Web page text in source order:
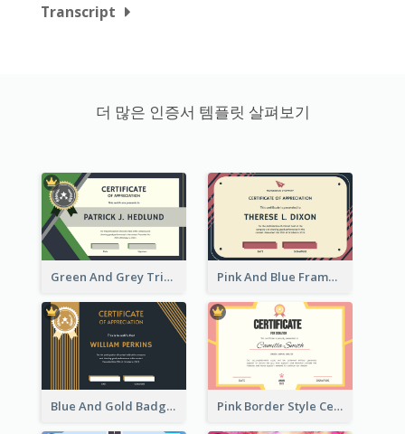
Transcript
더 많은 인증서 템플릿 살펴보기
Green And Grey Triangles With Badge Certificate Pink And Blue Frame Company Certificate
Blue And Gold Badge Appreciation Certificate Pink Border Style Certificate Design Template